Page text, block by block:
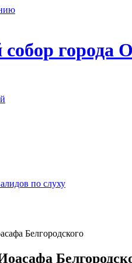
города
по слуху
Белгородского